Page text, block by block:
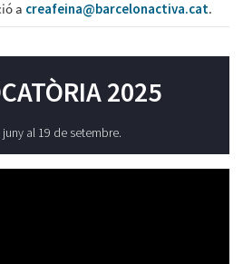
a creafeina@barcelonactiva.cat.
2025
juny al 19 de setembre.